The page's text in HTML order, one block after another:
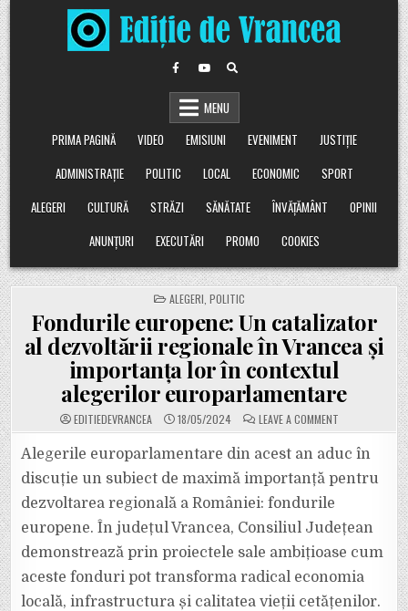
Skip
to
content
MENU
PRIMA PAGINĂ
VIDEO EMISIUNI EVENIMENT
JUSTIȚIE
ADMINISTRAȚIE
POLITIC LOCAL ECONOMIC
SPORT
ALEGERI
CULTURĂ STRĂZI SĂNĂTATE ÎNVĂȚĂMÂNT
OPINII
ANUNȚURI
EXECUTĂRI PROMO COOKIES
POSTED
IN
ALEGERI POLITIC
Fondurile europene: Un catalizator
al dezvoltării regionale în Vrancea și
importanța lor în contextul
alegerilor europarlamentare
EDITIEDEVRANCEA 18/05/2024 LEAVE A COMMENT
FONDURILE
UN
CATALIZATOR
AL
DEZVOLTĂRII
ȘI
IMPORTANȚA
LOR
ÎN
CONTEXTUL
ALEGERILOR
Alegerile europarlamentare din acest an aduc în
discuție un subiect de maximă importanță pentru
dezvoltarea regională a României: fondurile
europene. În județul Vrancea, Consiliul Județean
demonstrează prin proiectele sale ambițioase cum
aceste fonduri pot transforma radical economia
locală, infrastructura și calitatea vieții cetățenilor.